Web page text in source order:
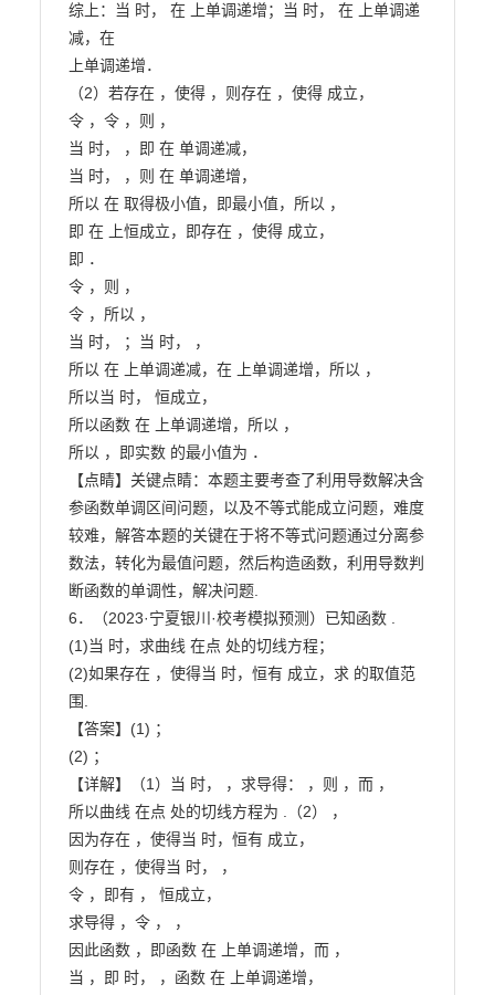
综上：当 时， 在 上单调递增；当 时， 在 上单调递
减，在
上单调递增．
（2）若存在 ，使得 ，则存在 ，使得 成立，
令 ，令 ，则 ，
当 时， ，即 在 单调递减，
当 时， ，则 在 单调递增，
所以 在 取得极小值，即最小值，所以 ，
即 在 上恒成立，即存在 ，使得 成立，
即 ．
令 ，则 ，
令 ，所以 ，
当 时， ；当 时， ，
所以 在 上单调递减，在 上单调递增，所以 ，
所以当 时， 恒成立，
所以函数 在 上单调递增，所以 ，
所以 ，即实数 的最小值为 ．
【点睛】关键点睛：本题主要考查了利用导数解决含
参函数单调区间问题，以及不等式能成立问题，难度
较难，解答本题的关键在于将不等式问题通过分离参
数法，转化为最值问题，然后构造函数，利用导数判
断函数的单调性，解决问题.
6．（2023·宁夏银川·校考模拟预测）已知函数 .
(1)当 时，求曲线 在点 处的切线方程；
(2)如果存在 ，使得当 时，恒有 成立，求 的取值范
围.
【答案】(1) ；
(2) ；
【详解】（1）当 时， ，求导得： ，则 ，而 ，
所以曲线 在点 处的切线方程为 .（2） ，
因为存在 ，使得当 时，恒有 成立，
则存在 ，使得当 时， ，
令 ，即有 ， 恒成立，
求导得 ，令 ， ，
因此函数 ，即函数 在 上单调递增，而 ，
当 ，即 时， ，函数 在 上单调递增，